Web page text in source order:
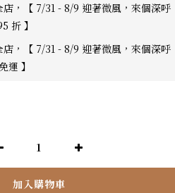
，【 7/31 - 8/9 迎著微風，來個深呼
折 】
，【 7/31 - 8/9 迎著微風，來個深呼
運 】
加入購物車